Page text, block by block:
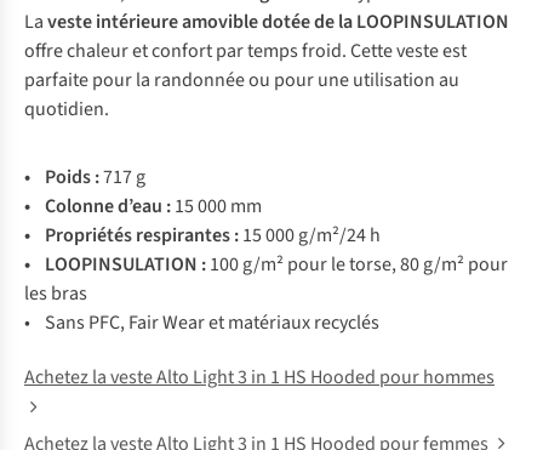
Laveste intérieure amovible dotée de la LOOPINSULATION
offre chaleur et confort par temps froid. Cette veste est
parfaite pour la randonnée ou pour une utilisation au
quotidien.
• Poids :717 g
• Colonne d’eau :15 000 mm
• Propriétés respirantes :15 000 g/m²/24 h
• LOOPINSULATION :100 g/m² pour le torse, 80 g/m² pour
les bras
• Sans PFC, Fair Wear et matériaux recyclés
Achetez la veste Alto Light 3 in 1 HS Hooded pour hommes
Achetez la veste Alto Light 3 in 1 HS Hooded pour femmes